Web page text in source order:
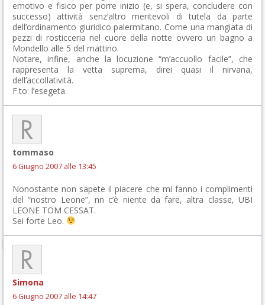
emotivo e fisico per porre inizio (e, si spera, concludere con
successo) attività senz’altro meritevoli di tutela da parte
dell’ordinamento giuridico palermitano. Come una mangiata di
pezzi di rosticceria nel cuore della notte ovvero un bagno a
Mondello alle 5 del mattino.
Notare, infine, anche la locuzione “m’accuollo facile”, che
rappresenta la vetta suprema, direi quasi il nirvana,
dell’accollatività.
F.to: l’esegeta.
tommaso
6 Giugno 2007 alle 13:45
Nonostante non sapete il piacere che mi fanno i complimenti
del “nostro Leone”, nn c’è niente da fare, altra classe, UBI
LEONE TOM CESSAT.
Sei forte Leo.
Simona
6 Giugno 2007 alle 14:47